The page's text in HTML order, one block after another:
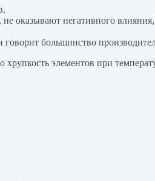
оказывают негативного
большинство
элементов при